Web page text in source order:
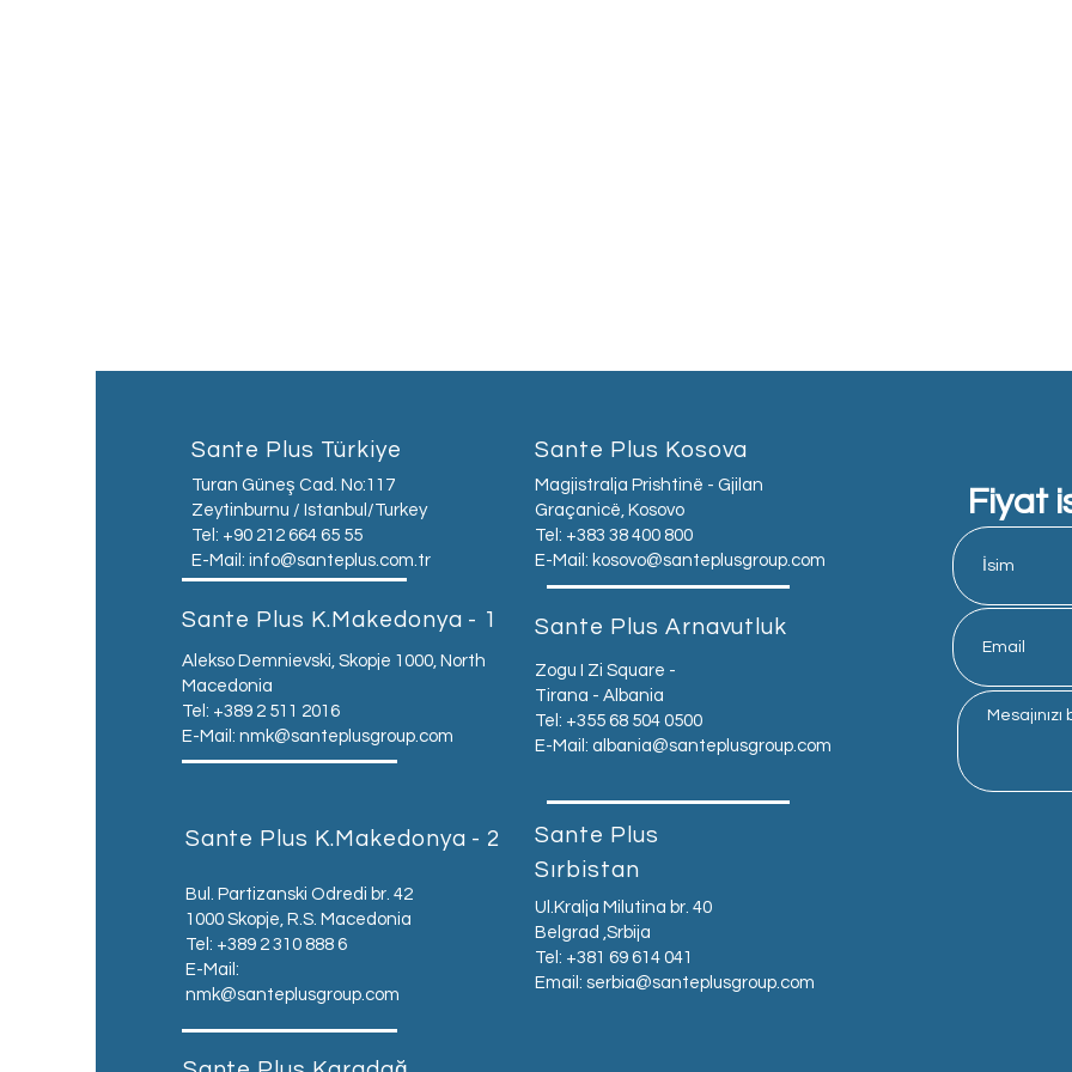
Sante Plus Türkiye
Turan Güneş Cad. No:117
Zeytinburnu / Istanbul/Turkey
Tel: +90 212 664 65 55
E-Mail: info@santeplus.com.tr
Sante Plus K.Makedonya - 1
Alekso Demnievski, Skopje 1000, North
Macedonia
Tel: +389 2 511 2016
E-Mail: nmk@santeplusgroup.com
Sante Plus K.Makedonya - 2
Bul. Partizanski Odredi br. 42
1000 Skopje, R.S. Macedonia
Tel: +389 2 310 888 6
E-Mail:
nmk@santeplusgroup.com
Sante Plus Kosova
Magjistralja Prishtinë - Gjilan
Graçanicë, Kosovo
Tel: +383 38 400 800
E-Mail: kosovo@santeplusgroup.com
Sante Plus Arnavutluk
Zogu I Zi Square -
Tirana - Albania
Tel: +355 68 504 0500
E-Mail: albania@santeplusgroup.com
Sante Plus
Sırbistan
Ul.Kralja Milutina br. 40
Belgrad ,Srbija
Tel: +381 69 614 041
Email:serbia@santeplusgroup.com
Fiyat